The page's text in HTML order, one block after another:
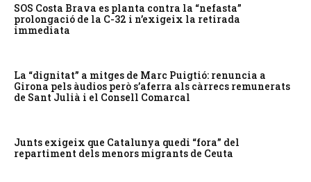
SOS Costa Brava es planta contra la “nefasta”
prolongació de la C-32 i n’exigeix la retirada
immediata
La “dignitat” a mitges de Marc Puigtió: renuncia a
Girona pels àudios però s’aferra als càrrecs remunerats
de Sant Julià i el Consell Comarcal
Junts exigeix que Catalunya quedi “fora” del
repartiment dels menors migrants de Ceuta